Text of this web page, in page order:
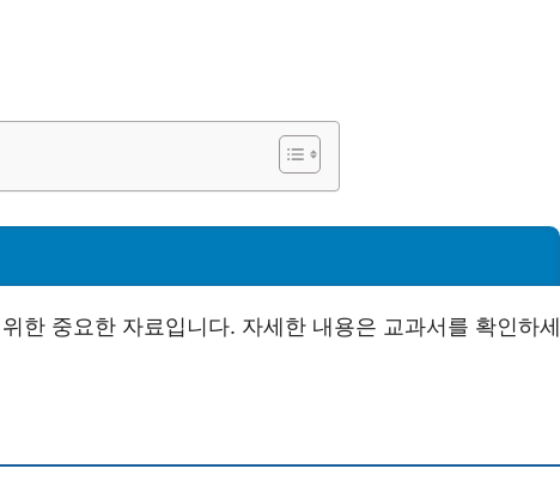
한 중요한 자료입니다. 자세한 내용은 교과서를 확인하세